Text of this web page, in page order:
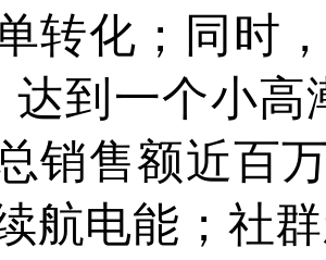
转化；同时
达到一个小
销售额近百
航电能；社